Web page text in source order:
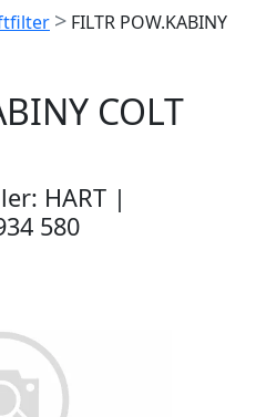
> FILTR POW.KABINY
COLT
HART |
580